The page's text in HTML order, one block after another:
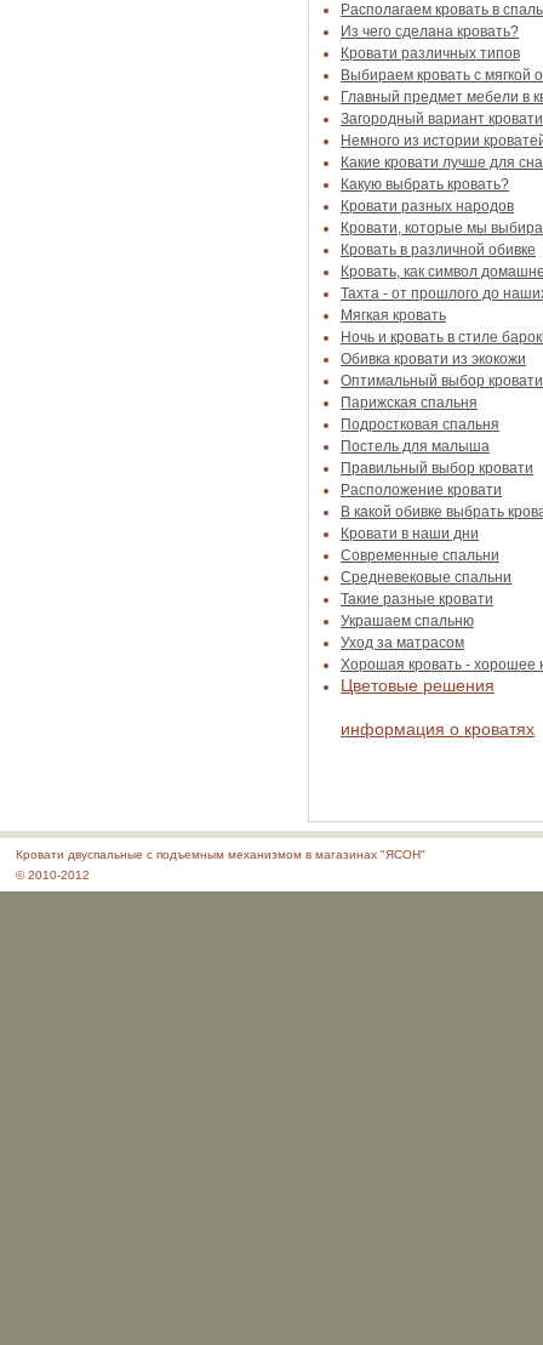
Располагаем кровать в
Из чего сделана кровать?
Кровати различных типов
Выбираем кровать с мягкой
Главный предмет мебели в
Загородный вариант кровати
Немного из истории
Какие кровати лучше для
Какую выбрать кровать?
Кровати разных народов
Кровати, которые мы
Кровать в различной обивке
Кровать, как символ
Тахта - от прошлого до
Мягкая кровать
Ночь и кровать в стиле
Обивка кровати из экокожи
Оптимальный выбор кровати
Парижская спальня
Подростковая спальня
Постель для малыша
Правильный выбор кровати
Расположение кровати
В какой обивке выбрать
Кровати в наши дни
Современные спальни
Средневековые спальни
Такие разные кровати
Украшаем спальню
Уход за матрасом
Хорошая кровать - хорошее
Цветовые решения
информация о кроватях
Кровати двуспальные с подъемным механизмом в магазинах "ЯСОН"
© 2010-2012